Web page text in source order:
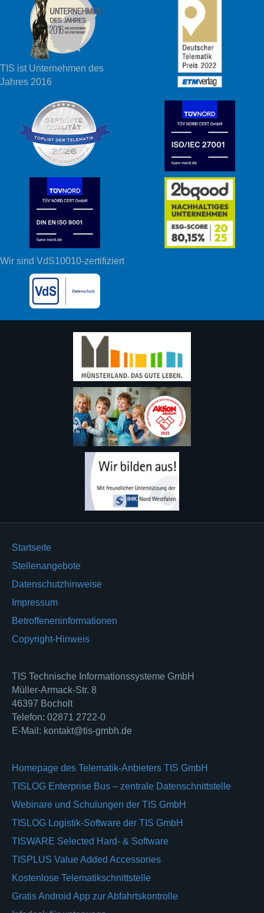
TIS ist Unternehmen des
Jahres 2016
Wir sind VdS10010-zertifiziert
Startseite
Stellenangebote
Datenschutzhinweise
Impressum
Betroffeneninformationen
Copyright-Hinweis
TIS Technische Informationssysteme GmbH
Müller-Armack-Str. 8
46397 Bocholt
Telefon: 02871 2722-0
E-Mail: kontakt@tis-gmbh.de
Homepage des Telematik-Anbieters TIS GmbH
TISLOG Enterprise Bus – zentrale Datenschnittstelle
Webinare und Schulungen der TIS GmbH
TISLOG Logistik-Software der TIS GmbH
TISWARE Selected Hard- & Software
TISPLUS Value Added Accessories
Kostenlose Telematikschnittstelle
Gratis Android App zur Abfahrtskontrolle